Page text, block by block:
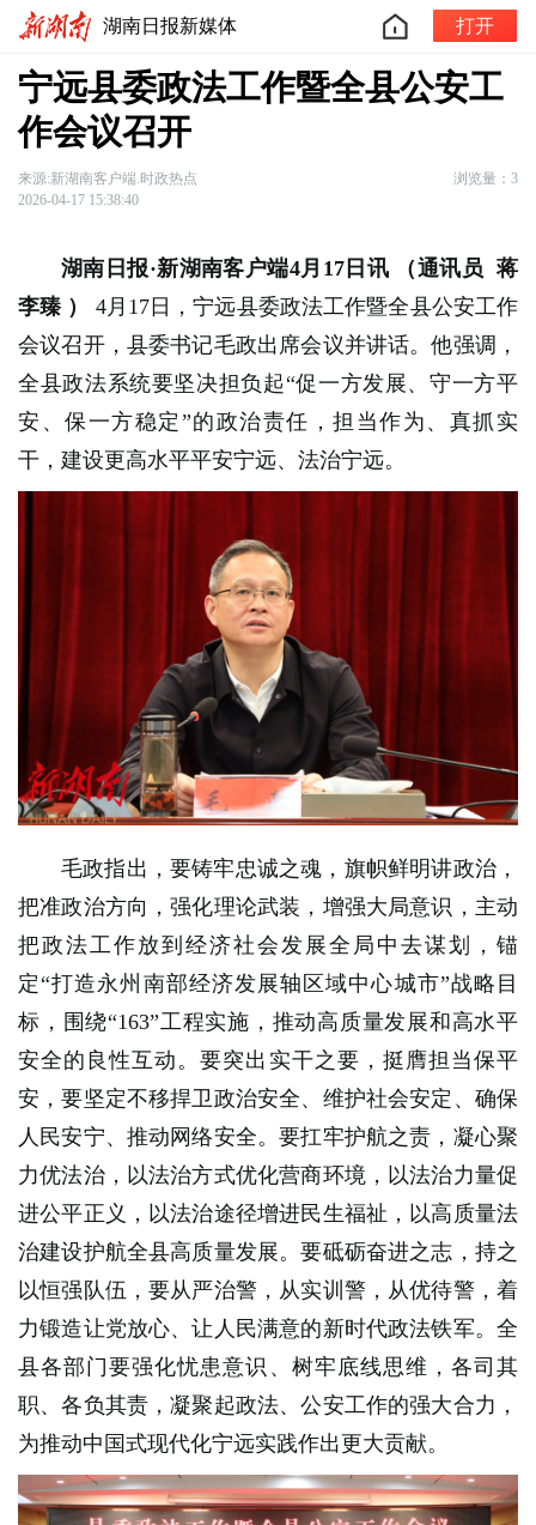
湖南日报新媒体 打开
宁远县委政法工作暨全县公安工
作会议召开
来源:新湖南客户端.时政热点
浏览量：3
2026-04-17 15:38:40
湖南日报·新湖南客户端4月17日讯 （通讯员
蒋
李臻 ）
4月17日，宁远县委政法工作暨全县公安工作
会议召开，县委书记毛政出席会议并讲话。他强调，
全县政法系统要坚决担负起“促一方发展、守一方平
安、保一方稳定”的政治责任，担当作为、真抓实
干，建设更高水平平安宁远、法治宁远。
毛政指出，要铸牢忠诚之魂，旗帜鲜明讲政治，
把准政治方向，强化理论武装，增强大局意识，主动
把政法工作放到经济社会发展全局中去谋划，锚
定“打造永州南部经济发展轴区域中心城市”战略目
标，围绕“163”工程实施，推动高质量发展和高水平
安全的良性互动。要突出实干之要，挺膺担当保平
安，要坚定不移捍卫政治安全、维护社会安定、确保
人民安宁、推动网络安全。要扛牢护航之责，凝心聚
力优法治，以法治方式优化营商环境，以法治力量促
进公平正义，以法治途径增进民生福祉，以高质量法
治建设护航全县高质量发展。要砥砺奋进之志，持之
以恒强队伍，要从严治警，从实训警，从优待警，着
力锻造让党放心、让人民满意的新时代政法铁军。全
县各部门要强化忧患意识、树牢底线思维，各司其
职、各负其责，凝聚起政法、公安工作的强大合力，
为推动中国式现代化宁远实践作出更大贡献。​